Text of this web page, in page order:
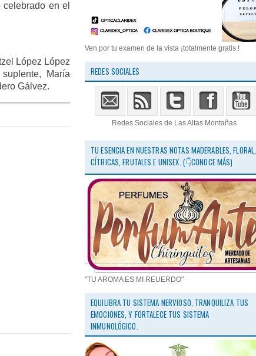
en el
López López
María
Gálvez.
Ven por tu examen de la vista ¡totalmente gratis.!
REDES SOCIALES
Redes Sociales de Las Altas Montañas
TU ESENCIA EN NUESTRAS NOTAS MADERABLES, FLORAL,
CÍTRICAS, FRUTALES E UNISEX. (👇CONOCE MÁS)
"TU AROMA ES MI REUERDO"
EQUILIBRA TU SISTEMA NERVIOSO, TRANQUILIZA TUS
EMOCIONES, Y FORTALECE TUS SISTEMA
INMUNOLÓGICO.